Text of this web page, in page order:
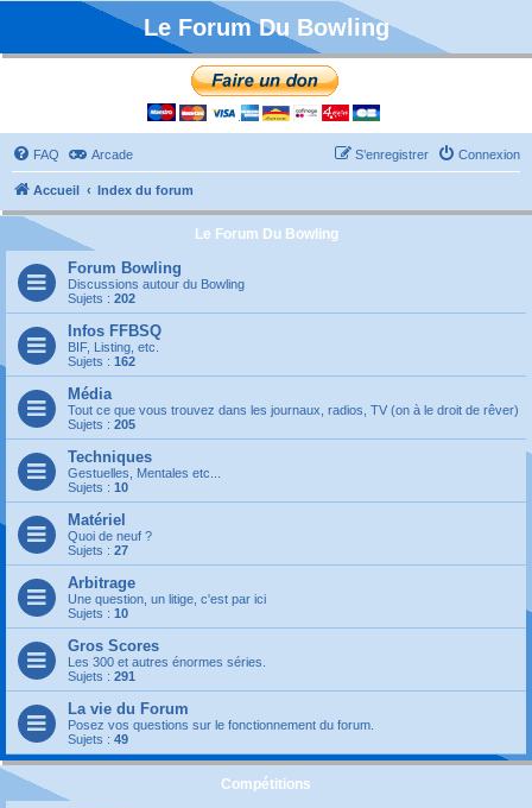
Le Forum Du Bowling
FAQ Arcade Connexion
S’enregistrer
Accueil Index du forum
Le Forum Du Bowling
Forum Bowling
Discussions autour du Bowling
Sujets : 202
Infos FFBSQ
BIF, Listing, etc.
Sujets : 162
Média
Tout ce que vous trouvez dans les journaux, radios, TV (on à le droit de rêver)
Sujets : 205
Techniques
Gestuelles, Mentales etc...
Sujets : 10
Matériel
Quoi de neuf ?
Sujets : 27
Arbitrage
Une question, un litige, c'est par ici
Sujets : 10
Gros Scores
Les 300 et autres énormes séries.
Sujets : 291
La vie du Forum
Posez vos questions sur le fonctionnement du forum.
Sujets : 49
Compétitions